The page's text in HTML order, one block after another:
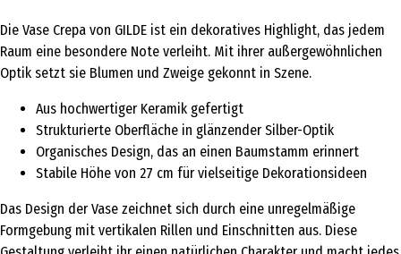
Die Vase Crepa von GILDE ist ein dekoratives Highlight, das jedem
Raum eine besondere Note verleiht. Mit ihrer außergewöhnlichen
Optik setzt sie Blumen und Zweige gekonnt in Szene.
Aus hochwertiger Keramik gefertigt
Strukturierte Oberfläche in glänzender Silber-Optik
Organisches Design, das an einen Baumstamm erinnert
Stabile Höhe von 27 cm für vielseitige Dekorationsideen
Das Design der Vase zeichnet sich durch eine unregelmäßige
Formgebung mit vertikalen Rillen und Einschnitten aus. Diese